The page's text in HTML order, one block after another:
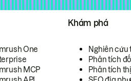
One
MCP
Khám phá
Nghiên cứu
Phân tích
Phân tích